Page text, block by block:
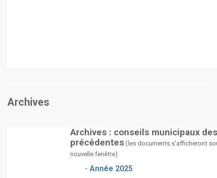
Archives
Archives : conseils municipaux
précédentes (les documents s'afficheront
nouvelle fenêtre)
- Année 2025